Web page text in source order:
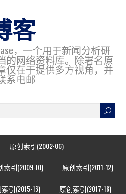
客
，一个用于新闻分析研
的网络资料库。除署名原
仅在于提供多方视角，并
系电邮
原创索引(2002-06)
索引(2009-10) 原创索引(2011-12)
引(2015-16) 原创索引(2017-18)